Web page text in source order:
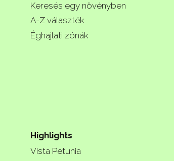
Keresés egy növényben
A-Z választék
Éghajlati zónák
Highlights
Vista Petunia